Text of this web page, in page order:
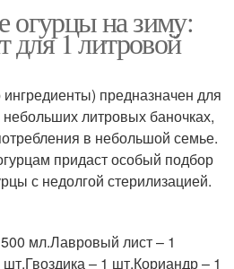
на зиму:
для 1 литровой
предназначен для
литровых баночках,
в небольшой семье.
придаст особый подбор
с недолгой стерилизацией.
мл.Лавровый лист – 1
– 1 шт.Кориандр – 1